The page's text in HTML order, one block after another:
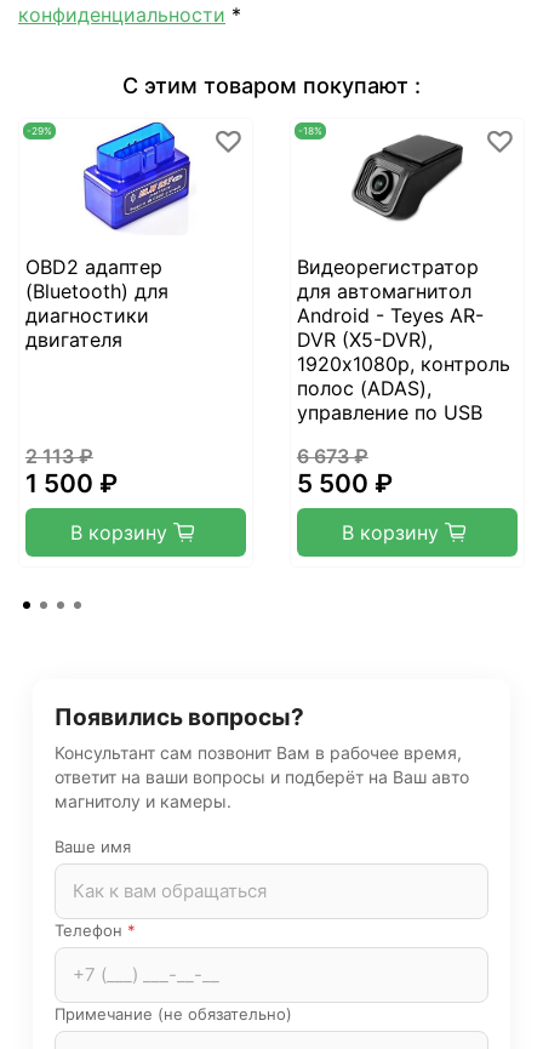
конфиденциальности *
С этим товаром покупают :
-29%
OBD2 адаптер
(Bluetooth) для
диагностики
двигателя
2 113 ₽
1 500 ₽
В корзину
-18%
Видеорегистратор
для автомагнитол
Android - Teyes AR-
DVR (X5-DVR),
1920х1080p, контроль
полос (ADAS),
управление по USB
6 673 ₽
5 500 ₽
В корзину
Появились вопросы?
Консультант сам позвонит Вам в рабочее время,
ответит на ваши вопросы и подберёт на Ваш авто
магнитолу и камеры.
Ваше имя
Телефон *
Примечание (не обязательно)